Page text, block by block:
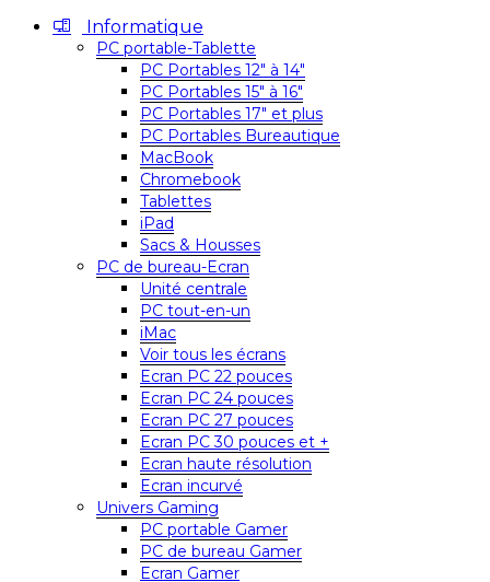
Informatique
PC portable-Tablette
PC Portables 12″ à 14″
PC Portables 15″ à 16″
PC Portables 17″ et plus
PC Portables Bureautique
MacBook
Chromebook
Tablettes
iPad
Sacs & Housses
PC de bureau-Ecran
Unité centrale
PC tout-en-un
iMac
Voir tous les écrans
Ecran PC 22 pouces
Ecran PC 24 pouces
Ecran PC 27 pouces
Ecran PC 30 pouces et +
Ecran haute résolution
Ecran incurvé
Univers Gaming
PC portable Gamer
PC de bureau Gamer
Ecran Gamer